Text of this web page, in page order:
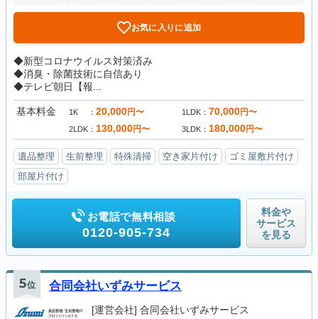
お気に入りに追加
◆新型コロナウイルス対策済み
◆消臭・除菌技術に自信あり
◆テレビ朝日【報...
基本料金 1K 20,000円〜 1LDK 70,000円〜
2LDK 130,000円〜 3LDK 180,000円〜
遺品整理 生前整理 特殊清掃 空き家片付け
ゴミ屋敷片付け
部屋片付け
お電話で無料相談
0120-905-734
料金や
サービス
を見る
5位 合同会社いずみサービス
[運営会社] 合同会社いずみサービス